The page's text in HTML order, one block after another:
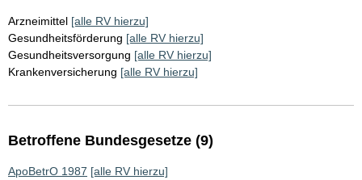
Arzneimittel [alle RV hierzu]
Gesundheitsförderung [alle RV hierzu]
Gesundheitsversorgung [alle RV hierzu]
Krankenversicherung [alle RV hierzu]
Betroffene Bundesgesetze (9)
ApoBetrO 1987 [alle RV hierzu]